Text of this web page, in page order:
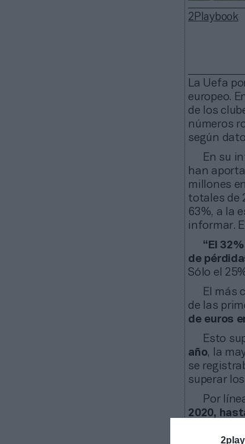
2Playbook
La Uefa
europeo.
de los
números
según
En su
han
millones
totales de
63%, a la
informar.
“El
de
Sólo el
El más
de las
de euros
Esto
año, la
se
superar
Por
2020,
ticketing y